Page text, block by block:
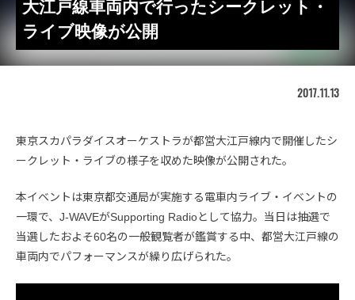
大江戸線車両内で行ったシークレット・
ライブ映像が公開
2017.11.13
東京スカパラダイスオーケストラが都営大江戸線内で開催したシ
ークレット・ライブの様子を収めた映像が公開された。
本イベントは東京都交通局が実施する電車内ライブ・イベントの
一環で、J-WAVEがSupporting Radioとして協力。当日は抽選で
当選したおよそ60名の一般観覧者が鑑賞する中、都営大江戸線の
車両内でパフォーマンスが繰り広げられた。